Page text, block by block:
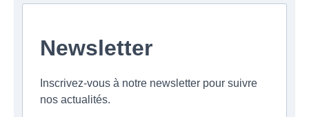
Newsletter
Inscrivez-vous à notre newsletter pour suivre
nos actualités.